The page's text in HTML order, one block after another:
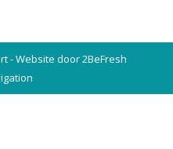
- Website door 2BeFresh